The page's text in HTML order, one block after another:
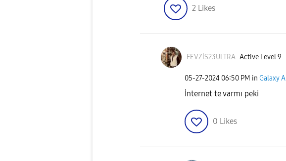
2 Likes
FEVZİS23ULTRA Active Level 9
‎05-27-2024 06:50 PM in Galaxy A
İnternet te varmı peki
0 Likes